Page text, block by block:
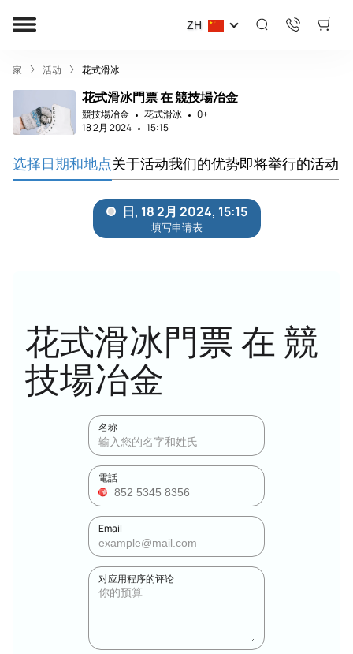
ZH
家 活动 花式滑冰
花式滑冰門票 在 競技場冶金
競技場冶金 花式滑冰
0+
18 2月 2024
15:15
选择日期和地点关于活动我们的优势即将举行的活动
花式滑冰門票 在 競
技場冶金
名称
電話
Email
对应用程序的评论